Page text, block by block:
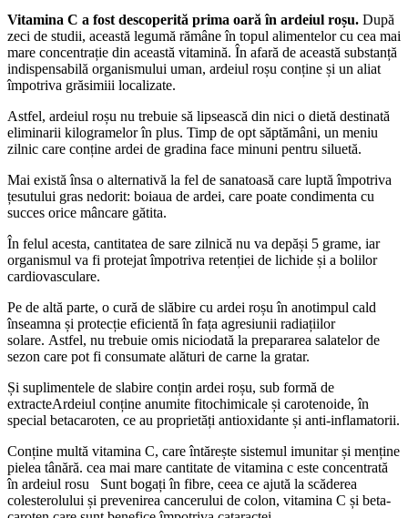
Vitamina C a fost descoperită prima oară în ardeiul roșu. După
zeci de studii, această legumă rămâne în topul alimentelor cu cea mai
mare concentrație din această vitamină. În afară de această substanță
indispensabilă organismului uman, ardeiul roșu conține și un aliat
împotriva grăsimiii localizate.
Astfel, ardeiul roșu nu trebuie să lipsească din nici o dietă destinată
eliminarii kilogramelor în plus. Timp de opt săptămâni, un meniu
zilnic care conține ardei de gradina face minuni pentru siluetă.
Mai există însa o alternativă la fel de sanatoasă care luptă împotriva
țesutului gras nedorit: boiaua de ardei, care poate condimenta cu
succes orice mâncare gătita.
În felul acesta, cantitatea de sare zilnică nu va depăși 5 grame, iar
organismul va fi protejat împotriva retenției de lichide și a bolilor
cardiovasculare.
Pe de altă parte, o cură de slăbire cu ardei roșu în anotimpul cald
înseamna și protecție eficientă în fața agresiunii radiațiilor
solare. Astfel, nu trebuie omis niciodată la prepararea salatelor de
sezon care pot fi consumate alături de carne la gratar.
Și suplimentele de slabire conțin ardei roșu, sub formă de
extracteArdeiul conține anumite fitochimicale și carotenoide, în
special betacaroten, ce au proprietăți antioxidante și anti-inflamatorii.
Conține multă vitamina C, care întărește sistemul imunitar și menține
pielea tânără. cea mai mare cantitate de vitamina c este concentrată
în ardeiul rosu Sunt bogați în fibre, ceea ce ajută la scăderea
colesterolului și prevenirea cancerului de colon, vitamina C și beta-